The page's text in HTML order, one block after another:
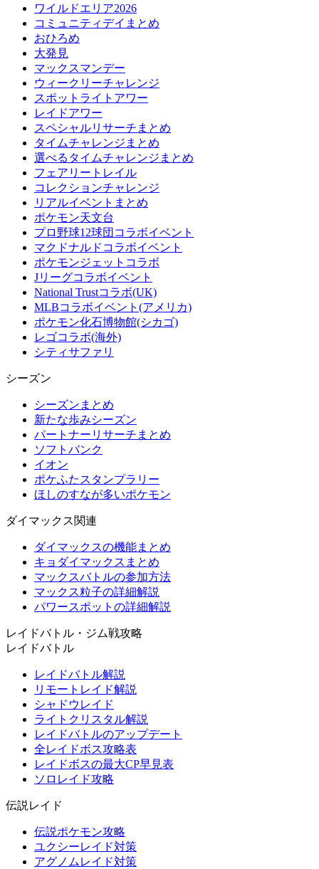
ワイルドエリア2026
コミュニティデイまとめ
おひろめ
大発見
マックスマンデー
ウィークリーチャレンジ
スポットライトアワー
レイドアワー
スペシャルリサーチまとめ
タイムチャレンジまとめ
選べるタイムチャレンジまとめ
フェアリートレイル
コレクションチャレンジ
リアルイベントまとめ
ポケモン天文台
プロ野球12球団コラボイベント
マクドナルドコラボイベント
ポケモンジェットコラボ
Jリーグコラボイベント
National Trustコラボ(UK)
MLBコラボイベント(アメリカ)
ポケモン化石博物館(シカゴ)
レゴコラボ(海外)
シティサファリ
シーズン
シーズンまとめ
新たな歩みシーズン
パートナーリサーチまとめ
ソフトバンク
イオン
ポケふたスタンプラリー
ほしのすなが多いポケモン
ダイマックス関連
ダイマックスの機能まとめ
キョダイマックスまとめ
マックスバトルの参加方法
マックス粒子の詳細解説
パワースポットの詳細解説
レイドバトル・ジム戦攻略
レイドバトル
レイドバトル解説
リモートレイド解説
シャドウレイド
ライトクリスタル解説
レイドバトルのアップデート
全レイドボス攻略表
レイドボスの最大CP早見表
ソロレイド攻略
伝説レイド
伝説ポケモン攻略
ユクシーレイド対策
アグノムレイド対策